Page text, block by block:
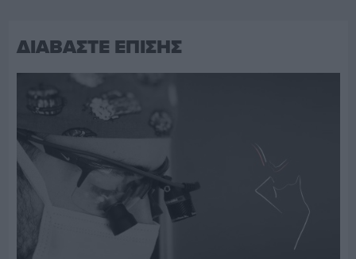
ΔΙΑΒΑΣΤΕ ΕΠΙΣΗΣ